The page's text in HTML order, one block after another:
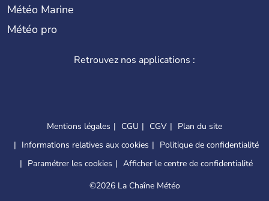
Météo Marine
Météo pro
Retrouvez nos applications :
Mentions légales CGU CGV
Plan du site
Informations relatives aux cookies
Politique de confidentialité
Paramétrer les cookies
Afficher le centre de confidentialité
©2026 La Chaîne Météo